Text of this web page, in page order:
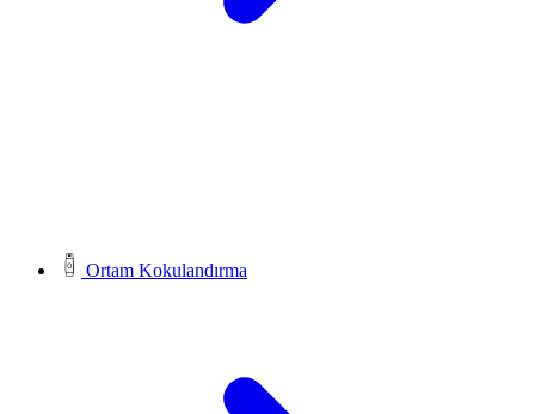
Ortam Kokulandırma